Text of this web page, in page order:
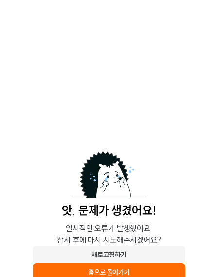
앗, 문제가 생겼어요!
일시적인 오류가 발생했어요.
잠시 후에 다시 시도해주시겠어요?
새로고침하기
홈으로 돌아가기